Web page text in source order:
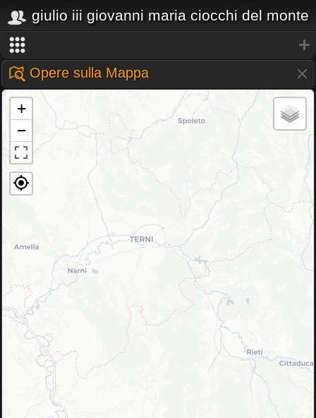
giulio iii giovanni maria ciocchi del monte
Opere sulla Mappa
+
−